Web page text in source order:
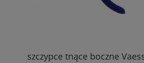
szczypce tnące boczne